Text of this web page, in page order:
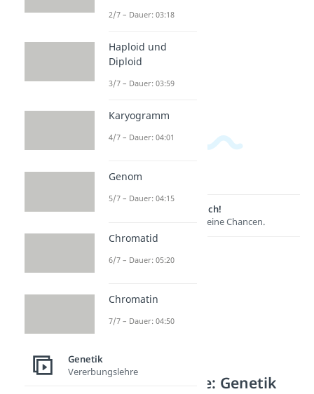
Lernen lohnt sich!
Entdecke hier deine Chancen.
Weitere Inhalte: Genetik
2/7 – Dauer: 03:18
Haploid und
Diploid
3/7 – Dauer: 03:59
Karyogramm
4/7 – Dauer: 04:01
Genom
5/7 – Dauer: 04:15
Chromatid
6/7 – Dauer: 05:20
Chromatin
7/7 – Dauer: 04:50
Genetik
Vererbungslehre